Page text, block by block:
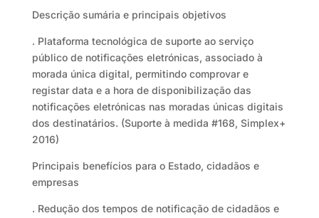
Descrição sumária e principais objetivos
. Plataforma tecnológica de suporte ao serviço
público de notificações eletrónicas, associado à
morada única digital, permitindo comprovar e
registar data e a hora de disponibilização das
notificações eletrónicas nas moradas únicas digitais
dos destinatários. (Suporte à medida #168, Simplex+
2016)
Principais benefícios para o Estado, cidadãos e
empresas
. Redução dos tempos de notificação de cidadãos e